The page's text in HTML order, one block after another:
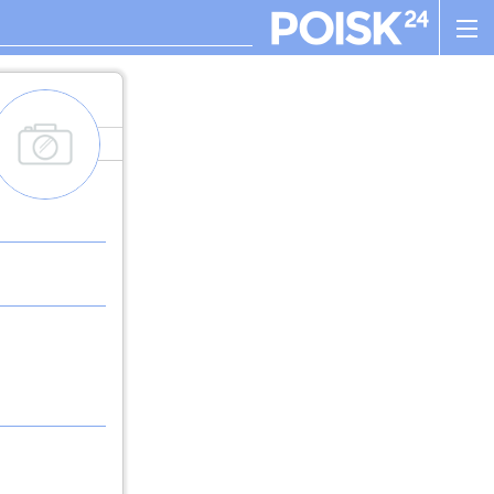
add_images